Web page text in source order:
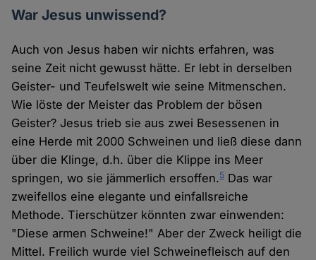
War Jesus unwissend?
Auch von Jesus haben wir nichts erfahren, was
seine Zeit nicht gewusst hätte. Er lebt in derselben
Geister- und Teufelswelt wie seine Mitmenschen.
Wie löste der Meister das Problem der bösen
Geister? Jesus trieb sie aus zwei Besessenen in
eine Herde mit 2000 Schweinen und ließ diese dann
über die Klinge, d.h. über die Klippe ins Meer
springen, wo sie jämmerlich ersoffen.5 Das war
zweifellos eine elegante und einfallsreiche
Methode. Tierschützer könnten zwar einwenden:
"Diese armen Schweine!" Aber der Zweck heiligt die
Mittel. Freilich wurde viel Schweinefleisch auf den